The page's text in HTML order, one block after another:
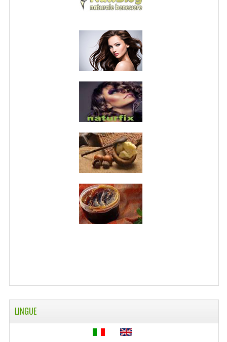
CONDIZIONI DI VENDITA
MAPPA DEL SITO
BUONO REGALO F.A.Q.
BUONI SCONTO
CANCELLA NEWSLETTER
BLOG
FREE-INFO
PIANTE
CORPO
VISO
OLI ESSENZIALI
FIORI DI BACH
LINGUE